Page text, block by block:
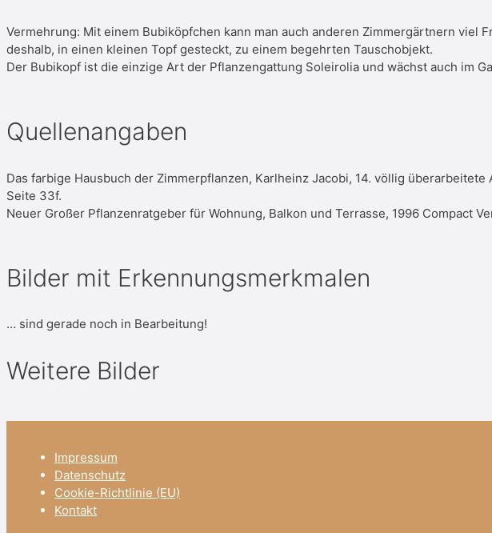
Vermehrung: Mit einem Bubiköpfchen kann man auch anderen Zimmergärtnern viel
deshalb, in einen kleinen Topf gesteckt, zu einem begehrten Tauschobjekt.
Der Bubikopf ist die einzige Art der Pflanzengattung Soleirolia und wächst auch im
Quellenangaben
Das farbige Hausbuch der Zimmerpflanzen, Karlheinz Jacobi, 14. völlig
Seite 33f.
Neuer Großer Pflanzenratgeber für Wohnung, Balkon und Terrasse, 1996 Compact
Bilder mit Erkennungsmerkmalen
… sind gerade noch in Bearbeitung!
Weitere Bilder
Impressum
Datenschutz
Cookie-Richtlinie (EU)
Kontakt